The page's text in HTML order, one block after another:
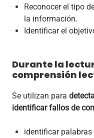
Reconocer el tipo
la información.
Identificar el
Durante la
comprensión
Se utilizan para
identificar fallos de
identificar palabras